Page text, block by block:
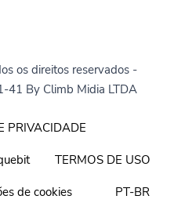
os direitos reservados -
41 By Climb Midia LTDA
PRIVACIDADE
TERMOS DE USO
de cookies PT-BR